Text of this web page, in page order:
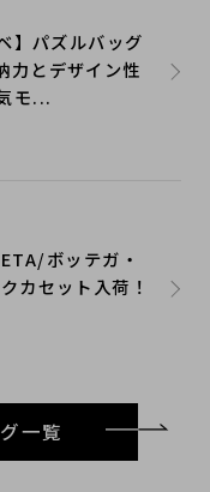
】パズルバッグ
力とデザイン性
モ...
ボッテガ・
カセット入荷！
一覧